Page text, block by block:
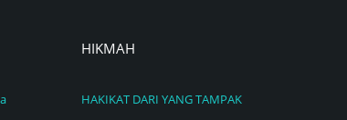
HIKMAH
HAKIKAT DARI YANG TAMPAK